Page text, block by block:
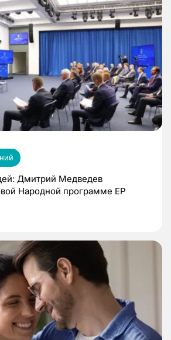
Дмитрий Медведев
Народной программе ЕР